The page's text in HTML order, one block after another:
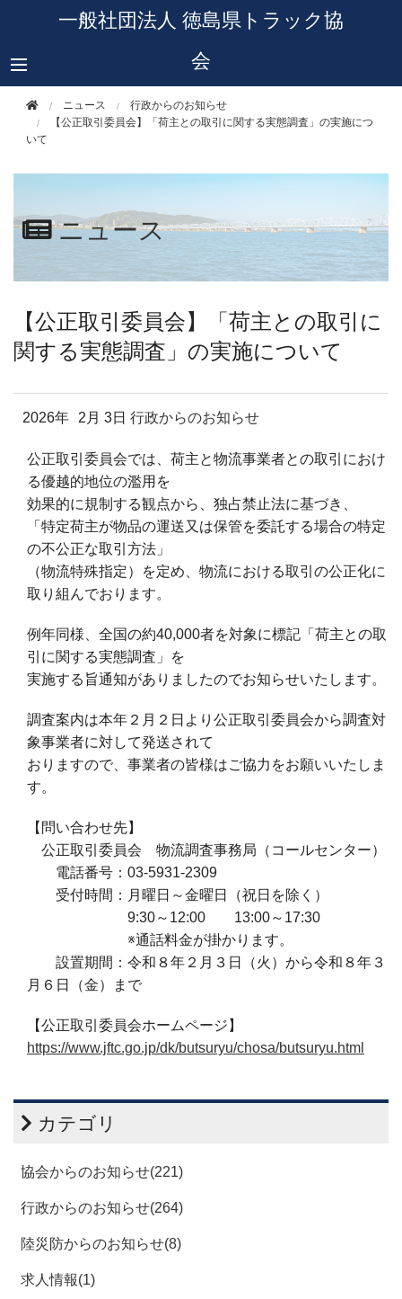
一般社団法人 徳島県トラック協
会
ニュース
行政からのお知らせ
【公正取引委員会】「荷主との取引に関する実態調査」の実施につ
いて
ニュース
【公正取引委員会】「荷主との取引に
関する実態調査」の実施について
2026年 2月 3日 行政からのお知らせ
公正取引委員会では、荷主と物流事業者との取引におけ
る優越的地位の濫用を
効果的に規制する観点から、独占禁止法に基づき、
「特定荷主が物品の運送又は保管を委託する場合の特定
の不公正な取引方法」
（物流特殊指定）を定め、物流における取引の公正化に
取り組んでおります。
例年同様、全国の約40,000者を対象に標記「荷主との取
引に関する実態調査」を
実施する旨通知がありましたのでお知らせいたします。
調査案内は本年２月２日より公正取引委員会から調査対
象事業者に対して発送されて
おりますので、事業者の皆様はご協力をお願いいたしま
す。
【問い合わせ先】
公正取引委員会 物流調査事務局（コールセンター）
電話番号：03-5931-2309
受付時間：月曜日～金曜日（祝日を除く）
9:30～12:00 13:00～17:30
※通話料金が掛かります。
設置期間：令和８年２月３日（火）から令和８年３
月６日（金）まで
【公正取引委員会ホームページ】
https://www.jftc.go.jp/dk/butsuryu/chosa/butsuryu.html
カテゴリ
協会からのお知らせ(221)
行政からのお知らせ(264)
陸災防からのお知らせ(8)
求人情報(1)